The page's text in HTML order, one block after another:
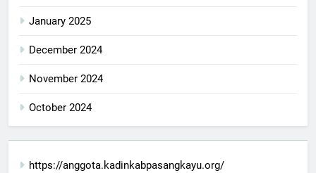
January 2025
December 2024
November 2024
October 2024
https://anggota.kadinkabpasangkayu.org/